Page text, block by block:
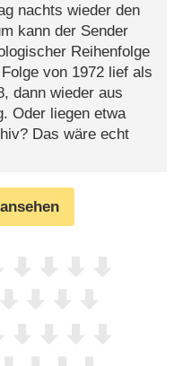
nachts wieder den
kann der Sender
Reihenfolge
von 1972 lief als
dann wieder aus
Oder liegen etwa
Das wäre echt